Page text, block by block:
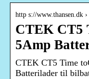
http s://www.thansen.dk
CTEK CT5
5Amp
CTEK CT5 Time
Batterilader til